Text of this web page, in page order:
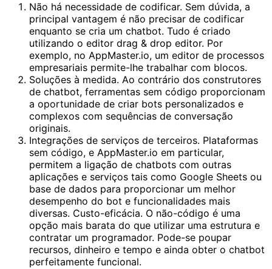
Não há necessidade de codificar. Sem dúvida, a
principal vantagem é não precisar de codificar
enquanto se cria um chatbot. Tudo é criado
utilizando o editor drag & drop editor. Por
exemplo, no AppMaster.io, um editor de processos
empresariais permite-lhe trabalhar com blocos.
Soluções à medida. Ao contrário dos construtores
de chatbot, ferramentas sem código proporcionam
a oportunidade de criar bots personalizados e
complexos com sequências de conversação
originais.
Integrações de serviços de terceiros. Plataformas
sem código, e AppMaster.io em particular,
permitem a ligação de chatbots com outras
aplicações e serviços tais como Google Sheets ou
base de dados para proporcionar um melhor
desempenho do bot e funcionalidades mais
diversas. Custo-eficácia. O não-código é uma
opção mais barata do que utilizar uma estrutura e
contratar um programador. Pode-se poupar
recursos, dinheiro e tempo e ainda obter o chatbot
perfeitamente funcional.